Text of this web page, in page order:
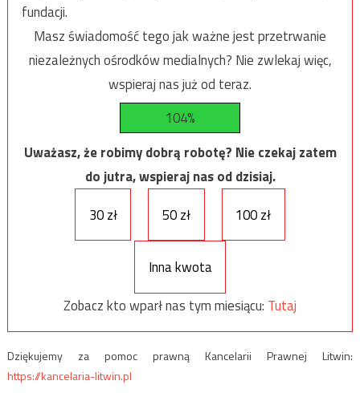
fundacji.
Masz świadomość tego jak ważne jest przetrwanie
niezależnych ośrodków medialnych? Nie zwlekaj więc,
wspieraj nas już od teraz.
104%
Uważasz, że robimy dobrą robotę? Nie czekaj zatem
do jutra, wspieraj nas od dzisiaj.
30 zł
50 zł 100 zł
Inna kwota
Zobacz kto wparł nas tym miesiącu: Tutaj
Dziękujemy za pomoc prawną Kancelarii Prawnej Litwin:
https://kancelaria-litwin.pl